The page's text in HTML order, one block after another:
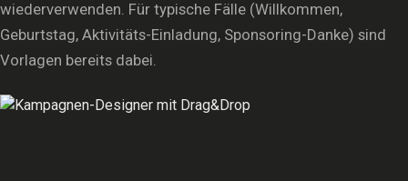
wiederverwenden. Für typische Fälle (Willkommen,
Geburtstag, Aktivitäts-Einladung, Sponsoring-Danke) sind
Vorlagen bereits dabei.